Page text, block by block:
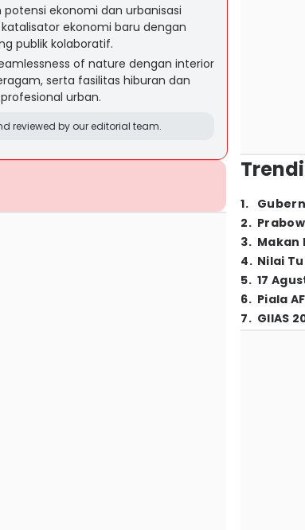
ekonomi dan urbanisasi
ekonomi baru dengan
publik kolaboratif.
of nature dengan interior
serta fasilitas hiburan dan
urban.
reviewed by our editorial team.
1.
2.
3. Makan
4. Nilai
5. 17
6. Piala
7. GIIAS